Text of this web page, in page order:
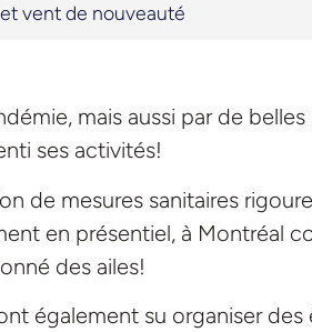
vent de nouveauté
mais aussi par de
ses activités!
de mesures sanitaires
en présentiel, à Montréal
des ailes!
également su organiser des